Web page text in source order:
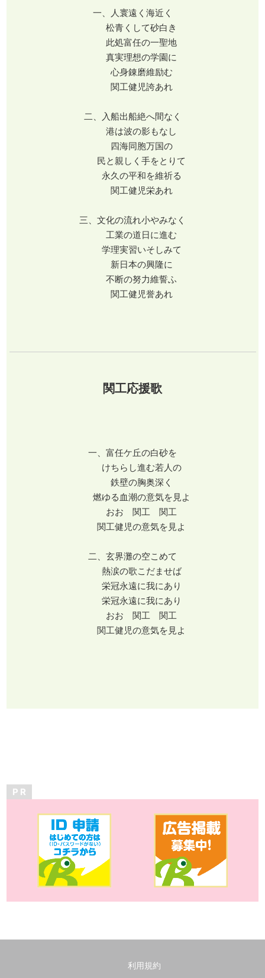
一、人寰遠く海近く
松青くして砂白き
此処富任の一聖地
真実理想の学園に
心身錬磨維励む
関工健児誇あれ
二、入船出船絶へ間なく
港は波の影もなし
四海同胞万国の
民と親しく手をとりて
永久の平和を維祈る
関工健児栄あれ
三、文化の流れ小やみなく
工業の道日に進む
学理実習いそしみて
新日本の興隆に
不断の努力維誓ふ
関工健児誉あれ
関工応援歌
一、富任ケ丘の白砂を
けちらし進む若人の
鉄壁の胸奥深く
燃ゆる血潮の意気を見よ
おお 関工 関工
関工健児の意気を見よ
二、玄界灘の空こめて
熱涙の歌こだませば
栄冠永遠に我にあり
栄冠永遠に我にあり
おお 関工 関工
関工健児の意気を見よ
P R
利用規約